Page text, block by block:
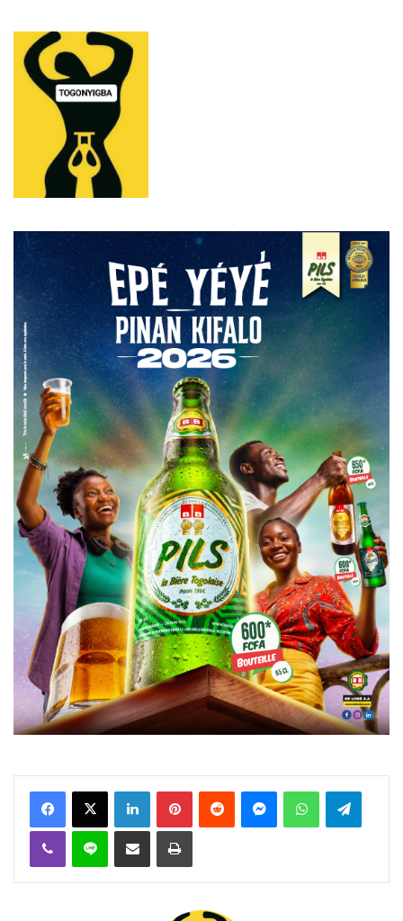
FacebookX Linkedin PinterestReddit MessengerWhatsAppTelegram
Viber Ligne Partager par email Imprimer